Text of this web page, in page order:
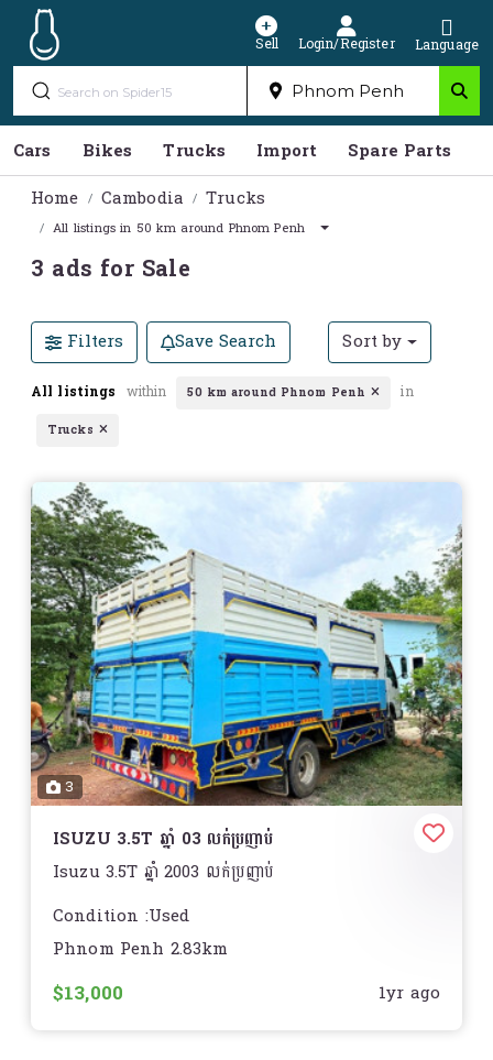
Sell Login/Register Language
Cars Bikes Trucks Import Spare Parts
Home
Cambodia Trucks
All listings in 50 km around Phnom Penh
3 ads for Sale
Filters Save Search Sort by
All listings within 50 km around Phnom Penh in
Trucks
3
ISUZU 3.5T ឆ្នាំ 03 លក់ប្រញាប់
Isuzu 3.5T ឆ្នាំ 2003 លក់ប្រញាប់
Condition :Used
Body Type :Medium Truck
ឡាននៅស្អាតទាំងអស់ តាំងពីរៀបហើយដឹកបាន 2 ជើងគត់
Phnom Penh 2.83km
$13,000 1yr ago